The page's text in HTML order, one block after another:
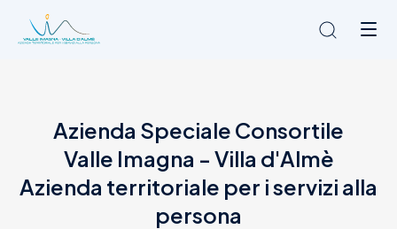
L'Ambito
Cosa facciamo
News
Amministrazione trasparente
Azienda Speciale Consortile
Valle Imagna - Villa d'Almè
Azienda territoriale per i servizi alla
persona